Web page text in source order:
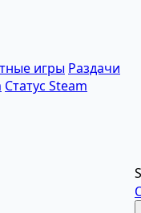
игры Раздачи
Статус Steam